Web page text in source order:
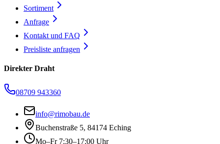
Sortiment
Anfrage
Kontakt und FAQ
Preisliste anfragen
Direkter Draht
08709 943360
info@rimobau.de
Buchenstraße 5, 84174 Eching
Mo–Fr 7:30–17:00 Uhr